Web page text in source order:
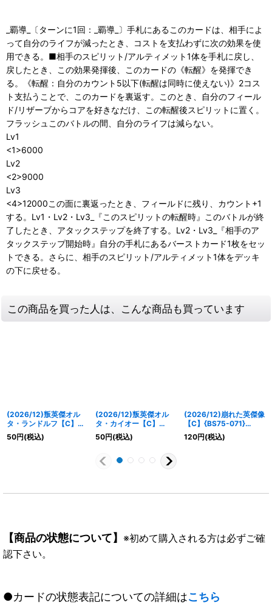
_覇導_〔ターンに1回：_覇導_〕手札にあるこのカードは、相手によ
って自分のライフが減ったとき、コストを支払わずに次の効果を使
用できる。■相手のスピリット/アルティメット1体を手札に戻し、
戻したとき、この効果発揮後、このカードの《転醒》を発揮でき
る。《転醒：自分のカウント5以下(転醒は同時に使えない)》2コス
ト支払うことで、このカードを裏返す。このとき、自分のフィール
ド/リザーブからコアを好きなだけ、この転醒後スピリットに置く。
フラッシュこのバトルの間、自分のライフは減らない。
Lv1
<1>6000
Lv2
<2>9000
Lv3
<4>12000この面に裏返ったとき、フィールドに残り、カウント+1
する。Lv1・Lv2・Lv3_『このスピリットの転醒時』このバトルが終
了したとき、アタックステップを終了する。Lv2・Lv3_『相手のア
タックステップ開始時』自分の手札にあるバーストカード1枚をセッ
トできる。さらに、相手のスピリット/アルティメット1体をデッキ
の下に戻せる。
この商品を買った人は、こんな商品も買っています
(2026/12)叛英傑オル
タ・ランドルフ【C】
{BS75-059}《青》
50円(税込)
(2026/12)叛英傑オル
タ・カイオー【C】
{BS75-052}《青》
50円(税込)
(2026/12)崩れた英傑像
【C】{BS75-071}
《青》
120円(税込)
【商品の状態について】 ※初めて購入される方は必ずご確
認下さい。
●カードの状態表記についての詳細はこちら